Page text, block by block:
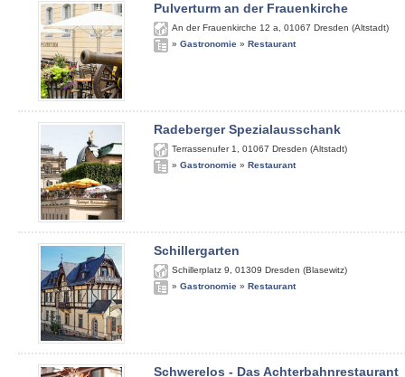
Pulverturm an der Frauenkirche
An der Frauenkirche 12 a 01067 Dresden (Altstadt)
» Gastronomie » Restaurant
Radeberger Spezialausschank
Terrassenufer 1 01067 Dresden (Altstadt)
» Gastronomie » Restaurant
Schillergarten
Schillerplatz 9 01309 Dresden (Blasewitz)
» Gastronomie » Restaurant
Schwerelos - Das Achterbahnrestaurant